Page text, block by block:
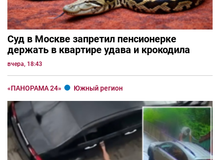
Суд в Москве запретил пенсионерке
держать в квартире удава и крокодила
вчера, 18:43
«ПАНОРАМА 24» Южный регион